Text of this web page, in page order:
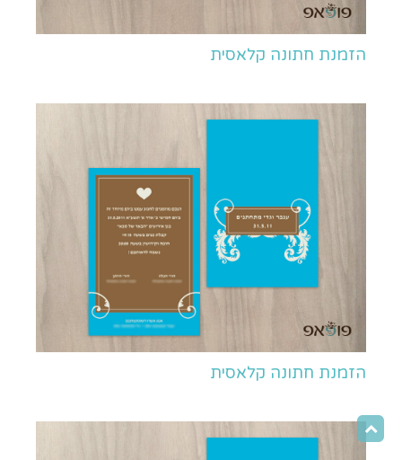
הזמנת חתונה קלאסית
הזמנת חתונה קלאסית
גלילה
לראש